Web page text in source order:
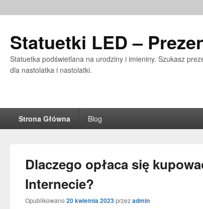
Statuetki LED –
Statuetka podświetlana na urodziny i imieniny. Szukasz
dla nastolatka i nastolatki.
GłówneStrona Główna Blog
Dlaczego opłaca się
Internecie?
Opublikowano 20 kwietnia 2023przezadmin